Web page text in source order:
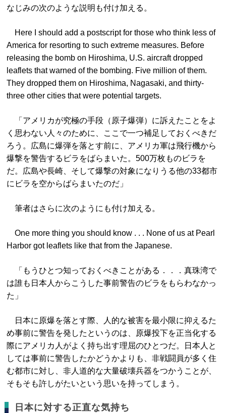
なじみの次のような説明も付け加える。
Here I should add a postscript for those who think less of
America for resorting to such extreme measures. Before
releasing the bomb on Hiroshima, U.S. aircraft dropped
leaflets that warned of the bombing. Five million of them.
They dropped them on Hiroshima, Nagasaki, and thirty-
three other cities that were potential targets.
「アメリカが究極の手段（原子爆弾）に訴えたことをよ
く思わない人々のために、ここで一つ補足しておくべきだ
ろう。広島に爆弾を落とす前に、アメリカ軍は飛行機から
爆撃を警告するビラをばらまいた。500万枚ものビラを
だ。広島や長崎、そして爆撃の対象になりうる他の33都市
にビラを空からばらまいたのだ」
筆者はさらに次のようにも付け加える。
One more thing you should know . . . None of us at Pearl
Harbor got leaflets like that from the Japanese.
「もうひとつ知っておくべきことがある．．．真珠湾で
は誰も日本人からこうした事前警告のビラをもらわなかっ
た」
日本に原爆を落とす際、人的な被害を最小限に抑えるた
め事前に警告を発したというのは、原爆投下を正当化する
際にアメリカ人がよく持ち出す理屈のひとつだ。日本人と
しては事前に警告したかどうかよりも、非戦闘員が多く住
む都市に対し、非人道的な大量破壊兵器をつかうことが、
そもそも許しがたいという思いを持ってしまう。
日本に対する正直な気持ち